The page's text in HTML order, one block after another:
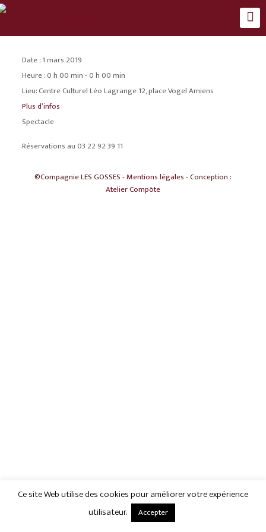
Date :1 mars 2019
Heure :0 h 00 min - 0 h 00 min
Lieu:Centre Culturel Léo Lagrange 12, place Vogel Amiens
Plus d’infos
Spectacle
Réservations au 03 22 92 39 11
©Compagnie LES GOSSES -Mentions légales- Conception :
Atelier Compöte
Ce site Web utilise des cookies pour améliorer votre expérience
utilisateur.
Accepter